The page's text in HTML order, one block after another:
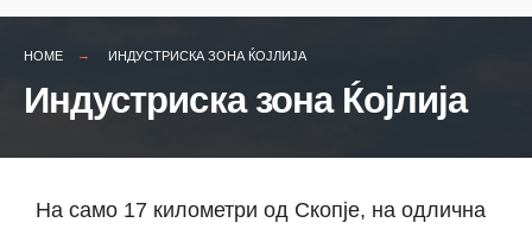
HOME ИНДУСТРИСКА ЗОНА ЌОЈЛИЈА
Индустриска зона Ќојлија
На само 17 километри од Скопје, на одлична